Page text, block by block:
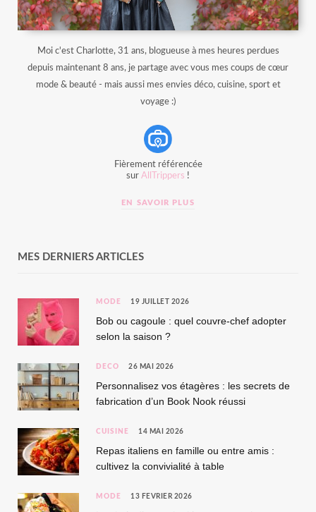
Moi c'est Charlotte, 31 ans, blogueuse à mes heures perdues
depuis maintenant 8 ans, je partage avec vous mes coups de cœur
mode & beauté - mais aussi mes envies déco, cuisine, sport et
voyage :)
Fièrement référencée
sur AllTrippers !
EN SAVOIR PLUS
MES DERNIERS ARTICLES
MODE 19 JUILLET 2026
Bob ou cagoule : quel couvre-chef adopter
selon la saison ?
DÉCO 26 MAI 2026
Personnalisez vos étagères : les secrets de
fabrication d’un Book Nook réussi
CUISINE 14 MAI 2026
Repas italiens en famille ou entre amis :
cultivez la convivialité à table
MODE 13 FÉVRIER 2026